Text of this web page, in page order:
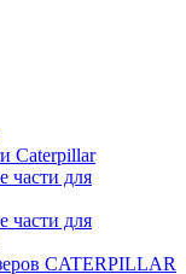
Caterpillar
части для
части для
CATERPILLAR